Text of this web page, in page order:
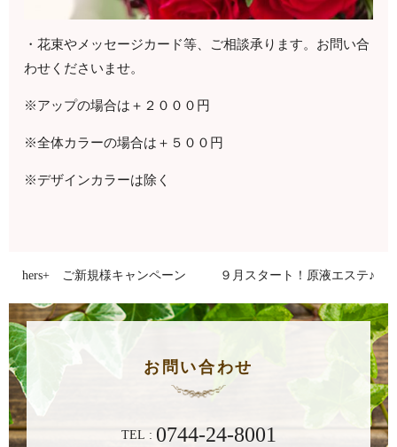
・花束やメッセージカード等、ご相談承ります。お問い合
わせくださいませ。
※アップの場合は＋２０００円
※全体カラーの場合は＋５００円
※デザインカラーは除く
hers+ ご新規様キャンペーン ９月スタート！原液エステ♪
お問い合わせ
TEL : 0744-24-8001